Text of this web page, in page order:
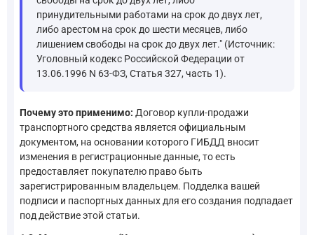
принудительными работами на срок до двух лет,
либо арестом на срок до шести месяцев, либо
лишением свободы на срок до двух лет." (Источник:
Уголовный кодекс Российской Федерации от
13.06.1996 N 63-ФЗ, Статья 327, часть 1).
Почему это применимо: Договор купли-продажи
транспортного средства является официальным
документом, на основании которого ГИБДД вносит
изменения в регистрационные данные, то есть
предоставляет покупателю право быть
зарегистрированным владельцем. Подделка вашей
подписи и паспортных данных для его создания подпадает
под действие этой статьи.